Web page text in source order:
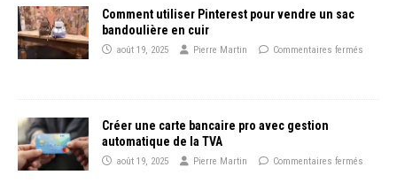
Comment utiliser Pinterest pour vendre un sac
bandoulière en cuir
août 19, 2025 Pierre Martin Commentaires fermés
Créer une carte bancaire pro avec gestion
automatique de la TVA
août 19, 2025 Pierre Martin Commentaires fermés